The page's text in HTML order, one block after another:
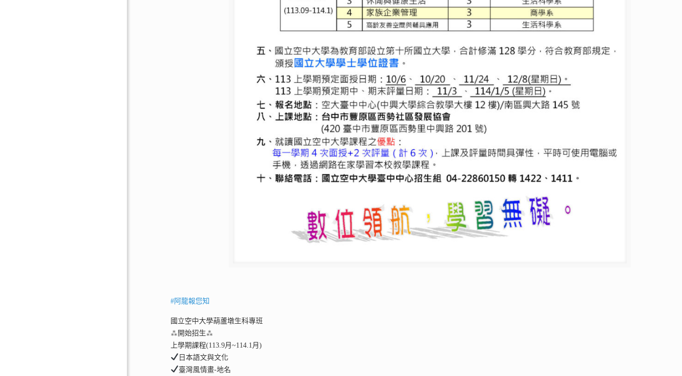
#阿龍報您知
國立空中大學葫蘆墩生科專班
⁂開始招生⁂
上學期課程(113.9月~114.1月)
日本語文與文化
臺灣風情畫-地名